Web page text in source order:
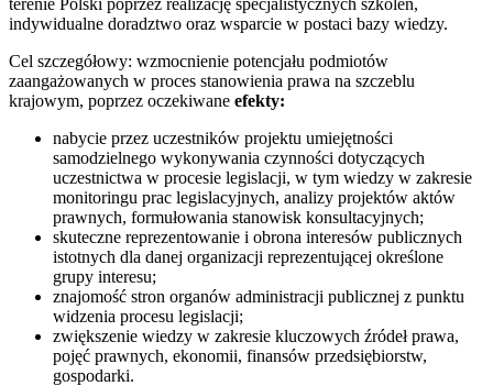
terenie Polski poprzez realizację specjalistycznych szkoleń,
indywidualne doradztwo oraz wsparcie w postaci bazy wiedzy.
Cel szczegółowy: wzmocnienie potencjału podmiotów
zaangażowanych w proces stanowienia prawa na szczeblu
krajowym, poprzez oczekiwane efekty:
nabycie przez uczestników projektu umiejętności
samodzielnego wykonywania czynności dotyczących
uczestnictwa w procesie legislacji, w tym wiedzy w zakresie
monitoringu prac legislacyjnych, analizy projektów aktów
prawnych, formułowania stanowisk konsultacyjnych;
skuteczne reprezentowanie i obrona interesów publicznych
istotnych dla danej organizacji reprezentującej określone
grupy interesu;
znajomość stron organów administracji publicznej z punktu
widzenia procesu legislacji;
zwiększenie wiedzy w zakresie kluczowych źródeł prawa,
pojęć prawnych, ekonomii, finansów przedsiębiorstw,
gospodarki.